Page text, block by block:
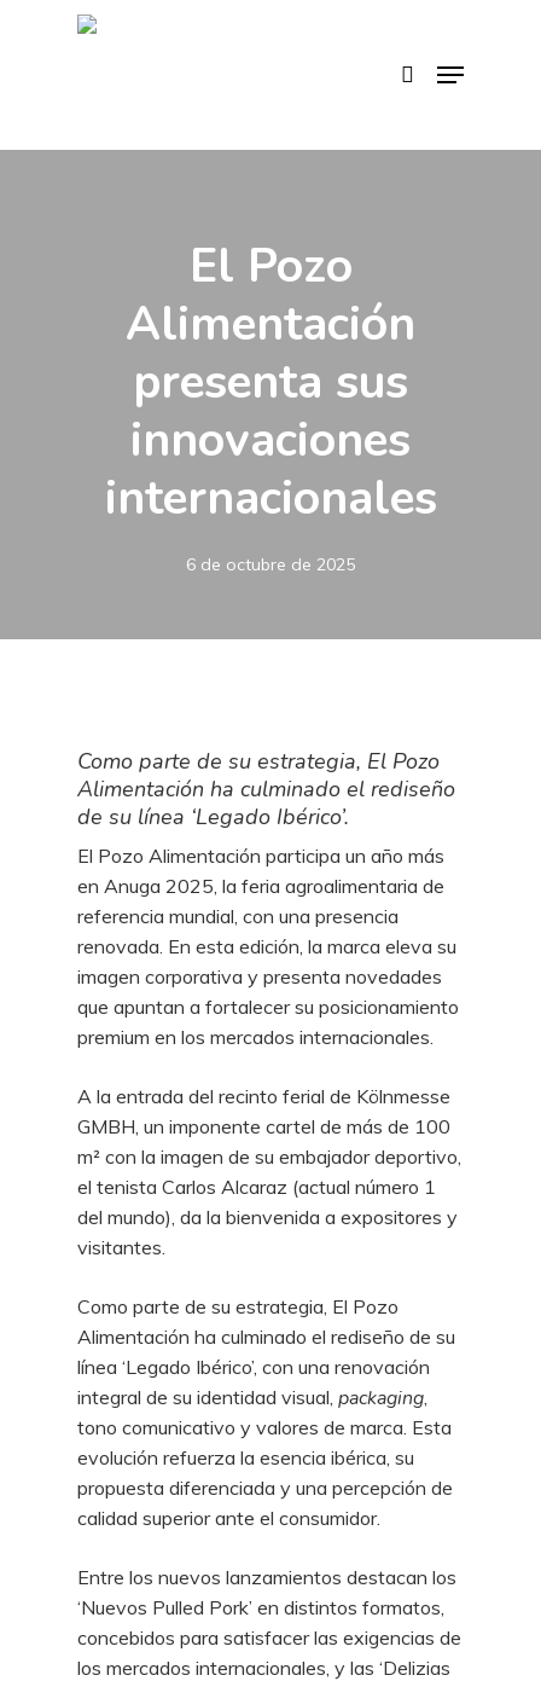
Menu
El Pozo
Alimentación
presenta sus
innovaciones
internacionales
6 de octubre de 2025
Como parte de su estrategia, El Pozo
Alimentación ha culminado el rediseño
de su línea ‘Legado Ibérico’.
El Pozo Alimentación participa un año más
en Anuga 2025, la feria agroalimentaria de
referencia mundial, con una presencia
renovada. En esta edición, la marca eleva su
imagen corporativa y presenta novedades
que apuntan a fortalecer su posicionamiento
premium en los mercados internacionales.
A la entrada del recinto ferial de Kölnmesse
GMBH, un imponente cartel de más de 100
m² con la imagen de su embajador deportivo,
el tenista Carlos Alcaraz (actual número 1
del mundo), da la bienvenida a expositores y
visitantes.
Como parte de su estrategia, El Pozo
Alimentación ha culminado el rediseño de su
línea ‘Legado Ibérico’, con una renovación
integral de su identidad visual, packaging,
tono comunicativo y valores de marca. Esta
evolución refuerza la esencia ibérica, su
propuesta diferenciada y una percepción de
calidad superior ante el consumidor.
Entre los nuevos lanzamientos destacan los
‘Nuevos Pulled Pork’ en distintos formatos,
concebidos para satisfacer las exigencias de
los mercados internacionales, y las ‘Delizias